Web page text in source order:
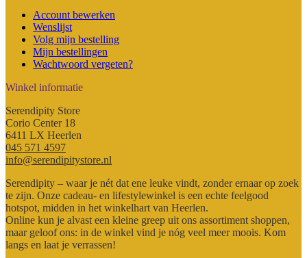
Account bewerken
Wenslijst
Volg mijn bestelling
Mijn bestellingen
Wachtwoord vergeten?
Winkel informatie
Serendipity Store
Corio Center 18
6411 LX Heerlen
045 571 4597
info@serendipitystore.nl
Serendipity – waar je nét dat ene leuke vindt, zonder ernaar op zoek
te zijn. Onze cadeau- en lifestylewinkel is een echte feelgood
hotspot, midden in het winkelhart van Heerlen.
Online kun je alvast een kleine greep uit ons assortiment shoppen,
maar geloof ons: in de winkel vind je nóg veel meer moois. Kom
langs en laat je verrassen!